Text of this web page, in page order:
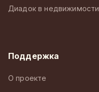
Диадок в недвижимости
Поддержка
О проекте